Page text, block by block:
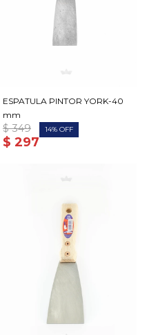
ESPATULA PINTOR YORK-40
mm
$ 297
$ 349 14